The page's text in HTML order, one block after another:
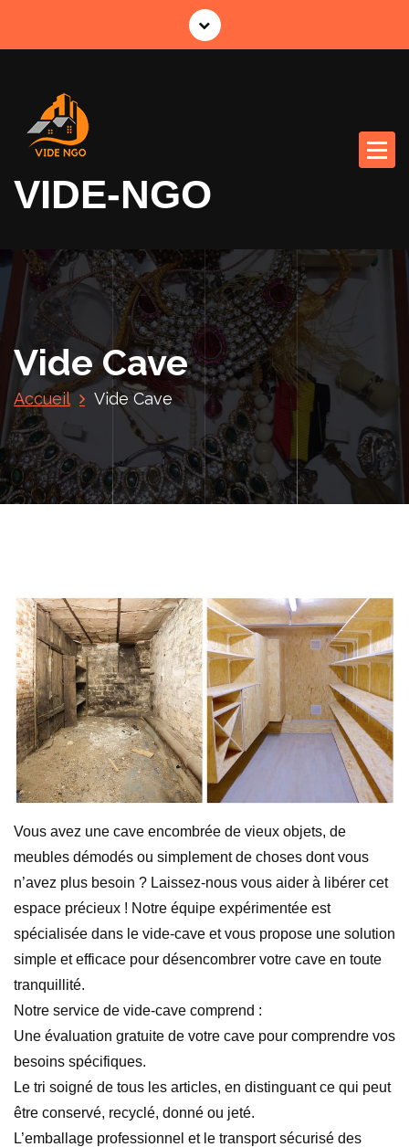
l
VIDE-NGO
Vide Cave
Accueil Vide Cave
Vous avez une cave encombrée de vieux objets, de
meubles démodés ou simplement de choses dont vous
n’avez plus besoin ? Laissez-nous vous aider à libérer cet
espace précieux ! Notre équipe expérimentée est
spécialisée dans le vide-cave et vous propose une solution
simple et efficace pour désencombrer votre cave en toute
tranquillité.
Notre service de vide-cave comprend :
Une évaluation gratuite de votre cave pour comprendre vos
besoins spécifiques.
Le tri soigné de tous les articles, en distinguant ce qui peut
être conservé, recyclé, donné ou jeté.
L’emballage professionnel et le transport sécurisé des